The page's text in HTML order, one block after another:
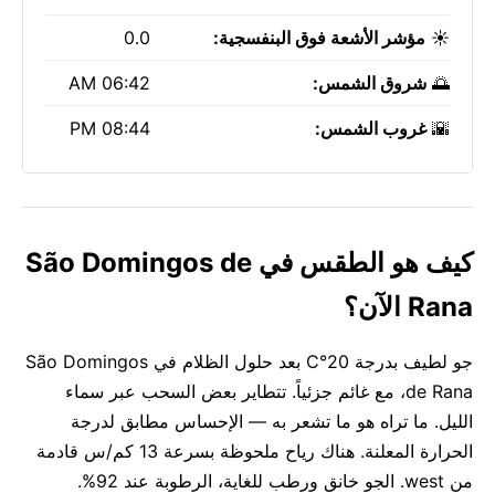
☀️ مؤشر الأشعة فوق البنفسجية: 0.0
🌅 شروق الشمس: 06:42 AM
🌇غروب الشمس: 08:44 PM
كيف هو الطقس في São Domingos de
Rana الآن؟
جو لطيف بدرجة 20°C بعد حلول الظلام في São Domingos
de Rana، مع غائم جزئياً. تتطاير بعض السحب عبر سماء
الليل. ما تراه هو ما تشعر به — الإحساس مطابق لدرجة
الحرارة المعلنة. هناك رياح ملحوظة بسرعة 13 كم/س قادمة
من west. الجو خانق ورطب للغاية، الرطوبة عند 92%.